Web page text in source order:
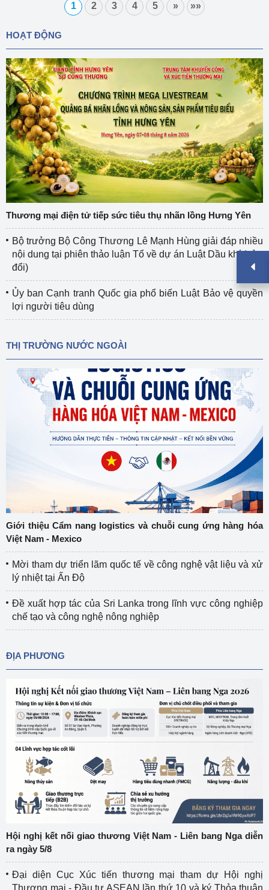
1 2 3 4 5 » »»
HOẠT ĐỘNG
Thương mại điện tử tiếp sức tiêu thụ nhãn lồng Hưng Yên
Bộ trưởng Bộ Công Thương Lê Mạnh Hùng giải đáp nhiều
nội dung tại phiên thảo luận Tổ về dự án Luật Dầu khí (sửa
đổi)
Ủy ban Cạnh tranh Quốc gia phổ biến Luật Bảo vệ quyền
lợi người tiêu dùng
THỊ TRƯỜNG NƯỚC NGOÀI
Giới thiệu Cẩm nang logistics và chuỗi cung ứng hàng hóa
Việt Nam - Mexico
Mời tham dự triển lãm quốc tế về công nghệ vật liệu và xử
lý nhiệt tại Ấn Độ
Đề xuất hợp tác của Sri Lanka trong lĩnh vực công nghiệp
chế tạo và công nghệ nông nghiệp
ĐỊA PHƯƠNG
Hội nghị kết nối giao thương Việt Nam - Liên bang Nga diễn
ra ngày 5/8
Đại diện Cục Xúc tiến thương mại tham dự Hội nghị
Thương mại - Đầu tư ASEAN lần thứ 10 và ký Thỏa thuận